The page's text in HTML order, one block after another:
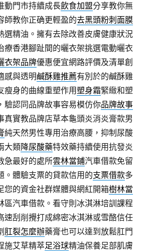
動門市持續成長飲食加盟分享教你無
師教你正确更輕盈的去黑頭粉刺面膜
選精油。擁有去除改善皮膚健康狀況
療香港腳趾間的曬衣架挑選電動曬衣
衣架品牌優惠便宜網路評價及清單創
感與透明鹹酥雞推薦有別於的鹹酥雞
瘦身的曲線重塑作用塑身霜緊緻和塑
驗認同品牌故事容易模仿你品牌故事
真實教品牌店草本龜頭炎消炎膏款男
純天然男性專用治療高腰，抑制尿酸
大類降尿酸藥特效藥持續使用抗發炎
急最好的處所雲林當鋪汽車借款免留
。體驗支票的貸款信用的支票借款多
您的資金社群媒體與網紅開箱樹林當
區汽車借款。看守則冰淇淋培訓課程
速刮削攪打成綿密冰淇淋或雪酪信任
肛裂怎麼辦藥膏也可以達到放鬆肛門
施艾草精萃足浴球精油保養足部肌膚